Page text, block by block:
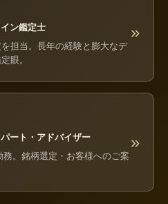
ン鑑定士
担当。長年の経験と膨大なデ
眼。
»
ート・アドバイザー
務。銘柄選定・お客様へのご案
»